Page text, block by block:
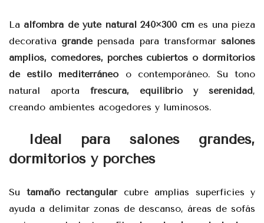
La alfombra de yute natural 240×300 cmes una pieza
decorativa grandepensada para transformarsalones
amplios, comedores, porches cubiertos o dormitorios
de estilo mediterráneoo contemporáneo. Su tono
natural aporta frescura, equilibrio y serenidad,
creando ambientes acogedores y luminosos.
Ideal para salones grandes,
dormitorios y porches
Su tamaño rectangularcubre amplias superficies y
ayuda a delimitar zonas de descanso, áreas de sofás